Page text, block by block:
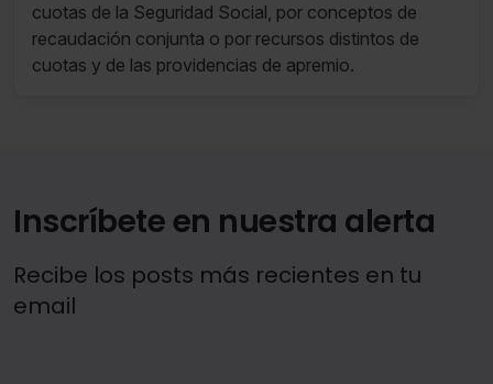
cuotas de la Seguridad Social, por conceptos de
recaudación conjunta o por recursos distintos de
cuotas y de las providencias de apremio.
Inscríbete en nuestra alerta
Recibe los posts más recientes en tu
email